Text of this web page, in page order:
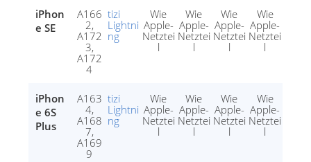
iPhon
e SE
A166
2,
A172
3,
A172
4
tizi
Lightni
ng
Wie
Apple-
Netztei
l
Wie
Apple-
Netztei
l
Wie
Apple-
Netztei
l
Wie
Apple-
Netztei
l
iPhon
e 6S
Plus
A163
4,
A168
7,
A169
9
tizi
Lightni
ng
Wie
Apple-
Netztei
l
Wie
Apple-
Netztei
l
Wie
Apple-
Netztei
l
Wie
Apple-
Netztei
l